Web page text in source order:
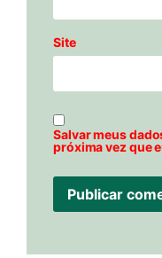
Site
Salvar meus
próxima vez que